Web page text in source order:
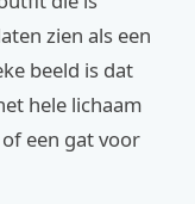
zien als een
beeld is dat
hele lichaam
een gat voor